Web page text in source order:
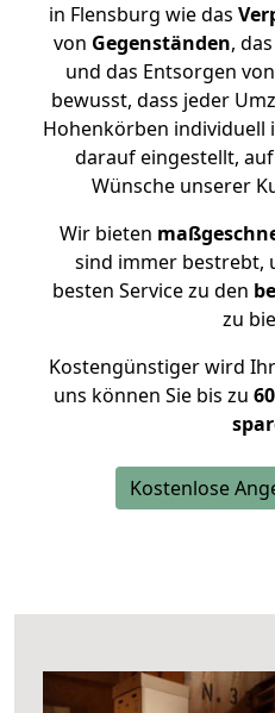
in Flensburg wie das
von Gegenständen,
und das Entsorgen
bewusst, dass jeder
Hohenkörben individuell
darauf eingestellt,
Wünsche unserer
Wir bieten
sind immer bestrebt,
besten Service zu den
zu
Kostengünstiger wird
uns können Sie bis zu
Kostenlose